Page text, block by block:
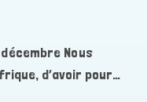
Nous
d’avoir pour…